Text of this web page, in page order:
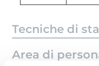
Tecniche di
Area di